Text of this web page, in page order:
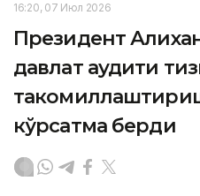
16:20, 07 Июл 2026
Президент
давлат аудити
кўрсатма берди